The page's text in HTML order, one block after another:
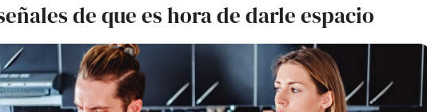
de que es hora de darle espacio